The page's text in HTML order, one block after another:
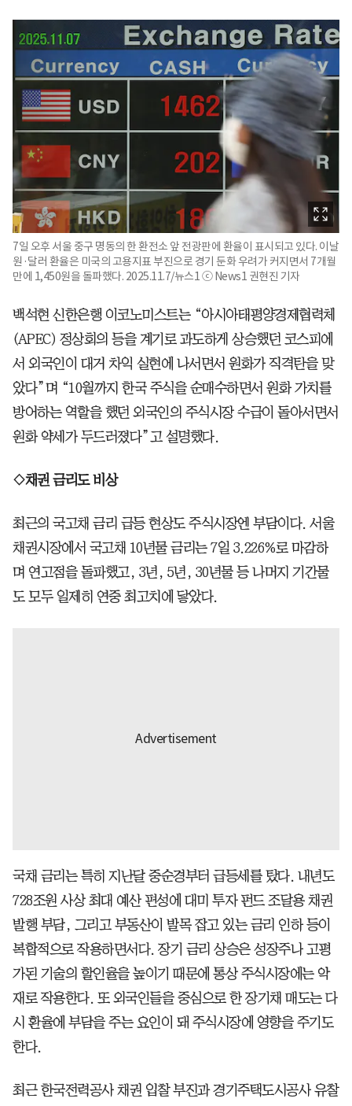
7일 오후 서울 중구 명동의 한 환전소 앞 전광판에 환율이 표시되고 있다. 이날
원·달러 환율은 미국의 고용지표 부진으로 경기 둔화 우려가 커지면서 7개월
만에 1,450원을 돌파했다. 2025.11.7/뉴스1 ⓒ News1 권현진 기자
백석현 신한은행 이코노미스트는 “아시아태평양경제협력체
(APEC) 정상회의 등을 계기로 과도하게 상승했던 코스피에
서 외국인이 대거 차익 실현에 나서면서 원화가 직격탄을 맞
았다”며 “10월까지 한국 주식을 순매수하면서 원화 가치를
방어하는 역할을 했던 외국인의 주식시장 수급이 돌아서면서
원화 약세가 두드러졌다”고 설명했다.
◇채권 금리도 비상
최근의 국고채 금리 급등 현상도 주식시장엔 부담이다. 서울
채권시장에서 국고채 10년물 금리는 7일 3.226%로 마감하
며 연고점을 돌파했고, 3년, 5년, 30년물 등 나머지 기간물
도 모두 일제히 연중 최고치에 닿았다.
국채 금리는 특히 지난달 중순경부터 급등세를 탔다. 내년도
728조원 사상 최대 예산 편성에 대미 투자 펀드 조달용 채권
발행 부담, 그리고 부동산이 발목 잡고 있는 금리 인하 등이
복합적으로 작용하면서다. 장기 금리 상승은 성장주나 고평
가된 기술의 할인율을 높이기 때문에 통상 주식시장에는 악
재로 작용한다. 또 외국인들을 중심으로 한 장기채 매도는 다
시 환율에 부담을 주는 요인이 돼 주식시장에 영향을 주기도
한다.
최근 한국전력공사 채권 입찰 부진과 경기주택도시공사 유찰